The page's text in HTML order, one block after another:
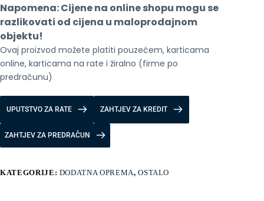
Napomena: Cijene na online shopu mogu se
razlikovati od cijena u maloprodajnom
objektu!
Ovaj proizvod možete platiti pouzećem, karticama
online, karticama na rate i žiralno (firme po
predračunu)
UPUTSTVO ZA RATE ZAHTJEV ZA KREDIT
ZAHTJEV ZA PREDRAČUN
KATEGORIJE: DODATNA OPREMA,OSTALO